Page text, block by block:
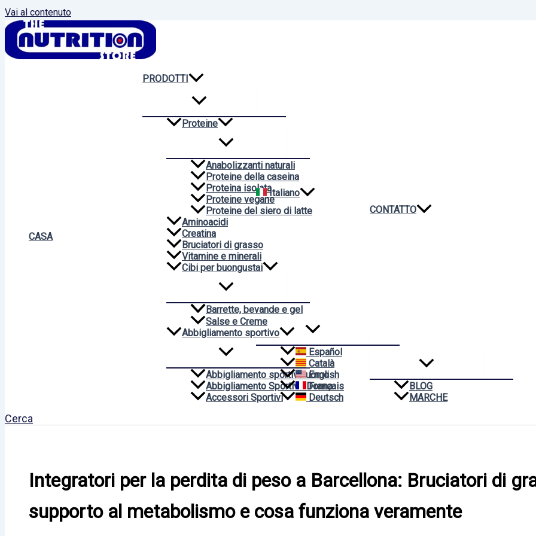
Vai al contenuto
CASA
PRODOTTI
Proteine
Anabolizzanti naturali
Proteine della caseina
Proteina isolata
Proteine vegane
Proteine del siero di latte
Aminoacidi
Creatina
Bruciatori di grasso
Vitamine e minerali
Cibi per buongustai
Barrette, bevande e gel
Salse e Creme
Abbigliamento sportivo
Abbigliamento sportivo uomo
Abbigliamento Sportivo Donna
Accessori Sportivi
Italiano
Español
Català
English
Français
Deutsch
CONTATTO
BLOG
MARCHE
Cerca
Integratori per la perdita di peso a Barcellona: Bruciatori di
supporto al metabolismo e cosa funziona veramente